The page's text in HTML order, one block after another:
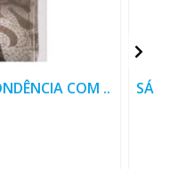
COM .. SÁ